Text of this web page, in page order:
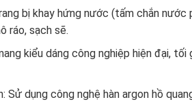
bị khay hứng nước (tấm chắn
ráo, sạch sẽ.
kiểu dáng công nghiệp hiện đại,
Sử dụng công nghệ hàn argon hồ